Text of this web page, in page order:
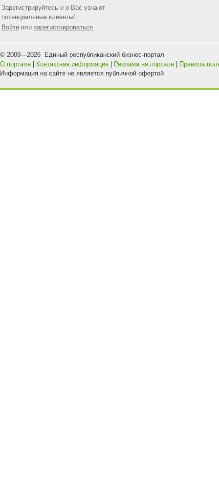
Зарегистрируйтесь и о Вас узнают
потенциальные клиенты!
Войти или зарегистрироваться
© 2009—2026 Единый республиканский бизнес-портал
О портале
Контактная информация Реклама на портале
Правила
Информация на сайте не является публичной офертой